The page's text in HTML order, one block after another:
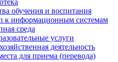
обучения и воспитания
к информационным системам
среда
услуги
деятельность
для приема (перевода)